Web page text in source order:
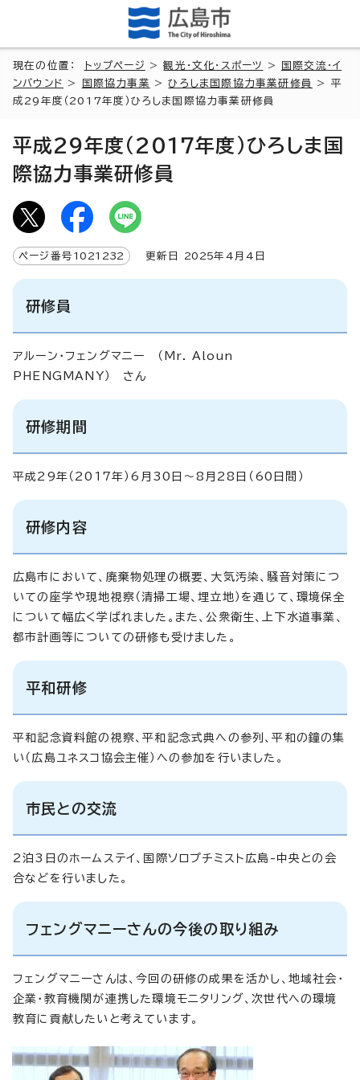
現在の位置： トップページ >観光・文化・スポーツ >
国際交流・イ
ンバウンド
> 国際協力事業 >ひろしま国際協力事業研修員
> 平
成29年度（2017年度）ひろしま国際協力事業研修員
平成29年度（2017年度）ひろしま国
際協力事業研修員
ページ番号 1021232 更新日 2025年4月4日
研修員
アルーン・フェングマニー （Mr. Aloun
PHENGMANY） さん
研修期間
平成29年（2017年）6月30日～8月28日（60日間）
研修内容
広島市において、廃棄物処理の概要、大気汚染、騒音対策につ
いての座学や現地視察（清掃工場、埋立地）を通じて、環境保全
について幅広く学ばれました。また、公衆衛生、上下水道事業、
都市計画等についての研修も受けました。
平和研修
平和記念資料館の視察、平和記念式典への参列、平和の鐘の集
い（広島ユネスコ協会主催）への参加を行いました。
市民との交流
2泊3日のホームステイ、国際ソロプチミスト広島-中央との会
合などを行いました。
フェングマニーさんの今後の取り組み
フェングマニーさんは、今回の研修の成果を活かし、地域社会・
企業・教育機関が連携した環境モニタリング、次世代への環境
教育に貢献したいと考えています。